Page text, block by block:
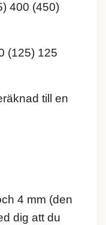
400 (450)
(125) 125
till en
4 mm (den
dig att du